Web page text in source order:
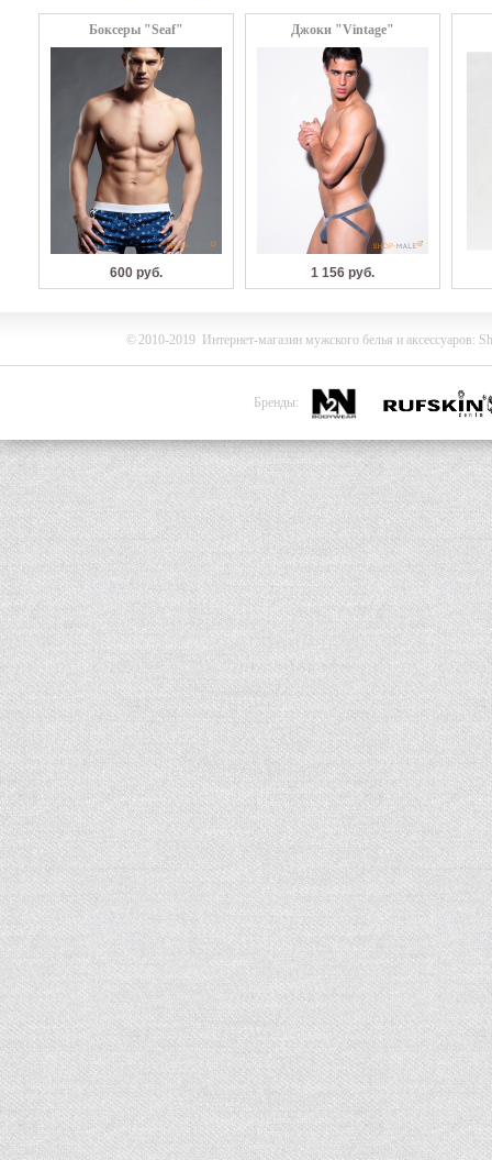
Боксеры "Seaf"
600 руб.
Джоки "Vintage"
1 156 руб.
©2010-2019 Интернет-магазин мужского белья и аксессуаров:
Бренды: